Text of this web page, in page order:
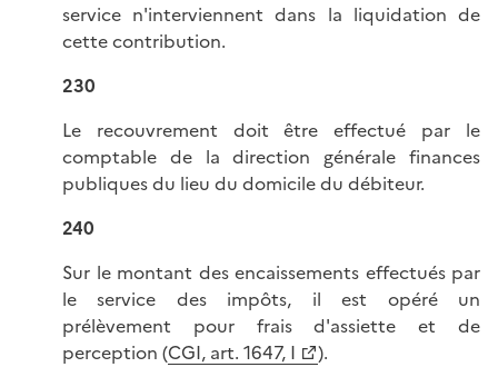
service n'interviennent dans la liquidation de
cette contribution.
230
Le recouvrement doit être effectué par le
comptable de la direction générale finances
publiques du lieu du domicile du débiteur.
240
Sur le montant des encaissements effectués par
le service des impôts, il est opéré un
prélèvement pour frais d'assiette et de
perception (CGI, art. 1647, I ).